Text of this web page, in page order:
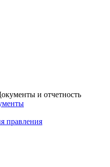
и отчетность
правления